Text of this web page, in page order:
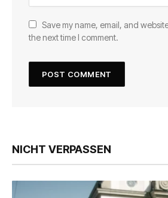
Save my name, email, and
the next time I comment.
NICHT VERPASSEN